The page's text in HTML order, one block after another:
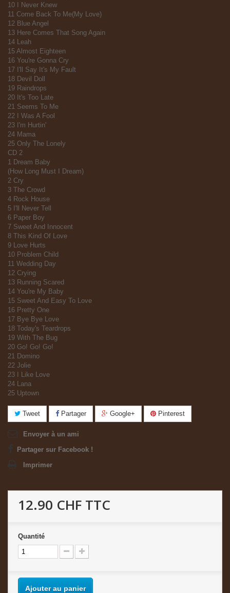
10 I Never Knew
11 Come Back To Me(My Love)
12 Blue Angel
13 Here Comes That Song Again
14 Leah
15 Almost Eighteen
16 You're Gonna Cry
17 I'll Say It's My Fault
18 Devil Doll
19 Raindrops
20 It's Too Late
21 Seems To Me
22 I Was A Fool
23 I'm Hurtin'
24 Mama
25 Only The Lonely
CD 2
1 Dream Baby
(How Long Must I Dream)
2 Cry
3 The Crowd
4 Rock House
5 I'll Never Tell
6 Paper Boy
7 Sweet And Innocent
8 This Kind Of Love
9 Love Hurts
10 Problem Child
11 Wedding Day
12 Crying
13 Running Scared
14 You're My Baby
15 Sweet And Easy To Love
16 Pretty One
17 Bye Bye Love
18 Today's Teardrops
19 With The Bug
20 Go! Go! Go!
21 Domino
22 Jolie
23 I Like Love
24 Lana
25 Uptown
Tweet Partager Google+ Pinterest
Envoyer à un ami
Partager sur Facebook !
Imprimer
12.90 CHF TTC
Quantité
Ajouter au panier